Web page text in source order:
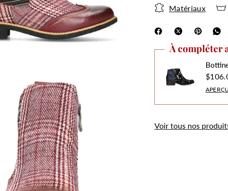
Matériaux
À compléter
Voir tous nos
Utilisation des
cookies
Les cookies et données personnelles nous
permettent de personnaliser le contenu et les
annonces, d’offrir des fonctionnalités relatives aux
médias sociaux, d’analyser notre trafic et de